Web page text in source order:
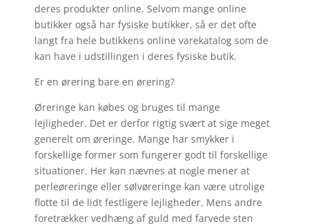
deres produkter online. Selvom mange online
butikker også har fysiske butikker, så er det ofte
langt fra hele butikkens online varekatalog som de
kan have i udstillingen i deres fysiske butik.
Er en ørering bare en ørering?
Øreringe kan købes og bruges til mange
lejligheder. Det er derfor rigtig svært at sige meget
generelt om øreringe. Mange har smykker i
forskellige former som fungerer godt til forskellige
situationer. Her kan nævnes at nogle mener at
perleøreringe eller sølvøreringe kan være utrolige
flotte til de lidt festligere lejligheder. Mens andre
foretrækker vedhæng af guld med farvede sten